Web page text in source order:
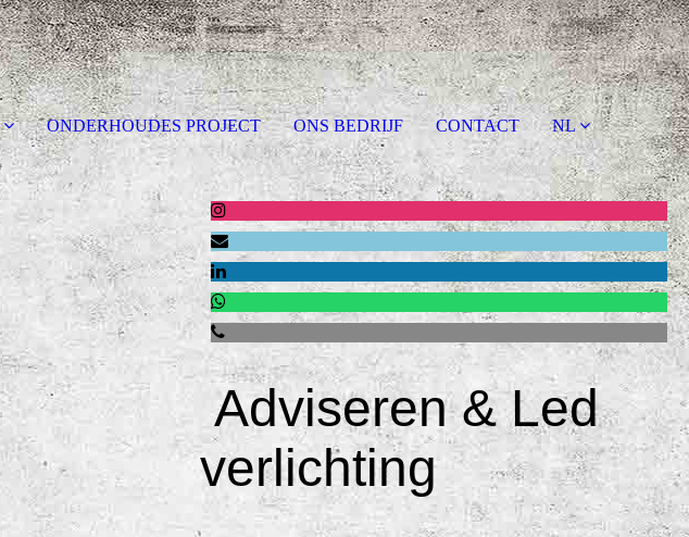
ONDERHOUDES PROJECT ONS BEDRIJF CONTACT NL
Adviseren & Led
verlichting